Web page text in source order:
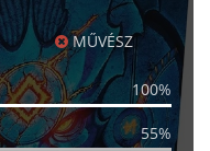
MŰVÉSZ
100%
55%